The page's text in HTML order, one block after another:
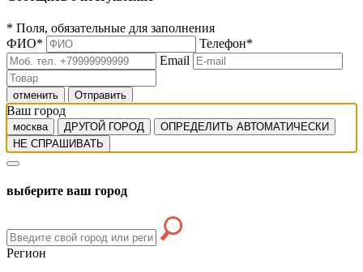
* Поля, обязательные для заполнения
ФИО* Телефон*
Email
отменить Отправить
Ваш город
москва ДРУГОЙ ГОРОД
ОПРЕДЕЛИТЬ АВТОМАТИЧЕСКИ
НЕ СПРАШИВАТЬ
выберите ваш город
Регион